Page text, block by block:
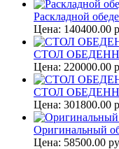
Раскладной
Цена: 140400.00
СТОЛ
Цена: 220000.00
СТОЛ
Цена: 301800.00
Оригинальный
Цена: 58500.00